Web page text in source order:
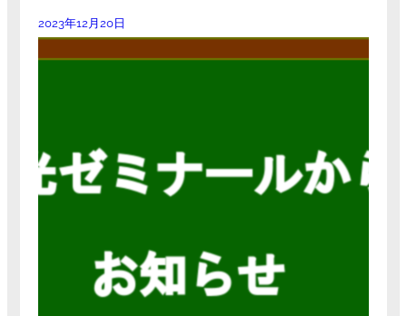
2023年12月20日